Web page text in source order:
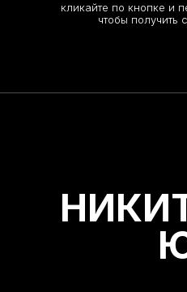
кликайте по кнопке и
чтобы получить